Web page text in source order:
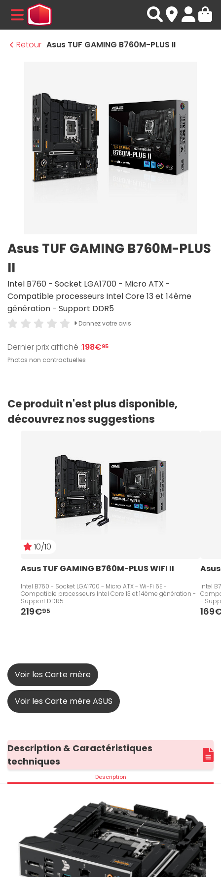
MENU
Retour Asus TUF GAMING B760M-PLUS II
Asus TUF GAMING B760M-PLUS
II
Intel B760 - Socket LGA1700 - Micro ATX -
Compatible processeurs Intel Core 13 et 14ème
génération - Support DDR5
Donnez votre avis
Dernier prix affiché :198€95
Photos non contractuelles
Ce produit n'est plus disponible,
découvrez nos suggestions
10/10
Asus TUF GAMING B760M-PLUS WIFI II
Intel B760 - Socket LGA1700 - Micro ATX - Wi-Fi 6E -
Compatible processeurs Intel Core 13 et 14ème génération -
Support DDR5
219€95
Intel
-
Voir les Carte mère
Voir les Carte mère ASUS
Description & Caractéristiques
techniques
Description